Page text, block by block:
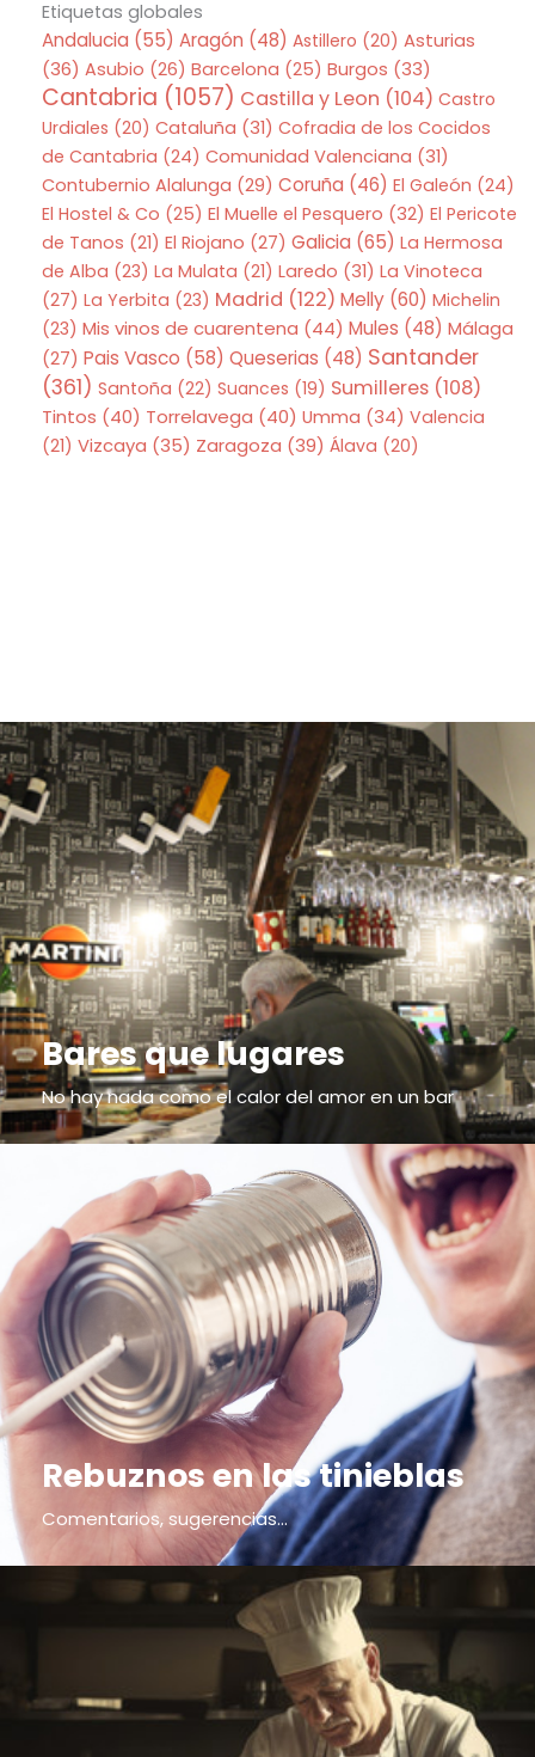
Etiquetas globales
Andalucia (55) Aragón (48) Astillero (20) Asturias
(36) Asubio (26) Barcelona (25) Burgos (33)
Cantabria (1057) Castilla y Leon (104) Castro
Urdiales (20) Cataluña (31) Cofradia de los Cocidos
de Cantabria (24) Comunidad Valenciana (31)
Contubernio Alalunga (29) Coruña (46) El Galeón (24)
El Hostel & Co (25) El Muelle el Pesquero (32) El Pericote
de Tanos (21) El Riojano (27) Galicia (65) La Hermosa
de Alba (23) La Mulata (21) Laredo (31) La Vinoteca
(27) La Yerbita (23) Madrid (122) Melly(60) Michelin
(23) Mis vinos de cuarentena (44) Mules (48) Málaga
(27) Pais Vasco (58) Queserias (48) Santander
(361) Santoña (22) Suances (19) Sumilleres(108)
Tintos (40) Torrelavega (40) Umma (34) Valencia
(21) Vizcaya (35) Zaragoza (39) Álava (20)
Bares que lugares
No hay nada como el calor del amor en un bar
Rebuznos en las tinieblas
Comentarios, sugerencias...